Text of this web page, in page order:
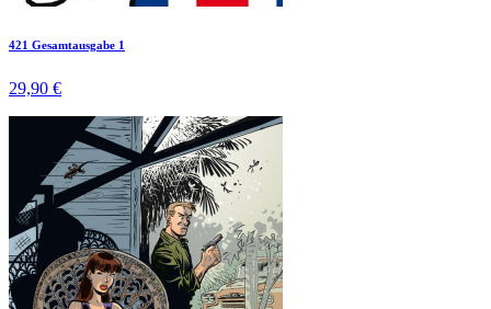
421 Gesamtausgabe 1
29,90 €